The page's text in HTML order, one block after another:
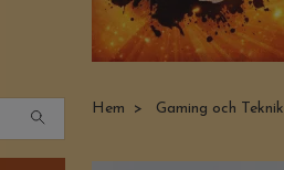
Hem Gaming och Teknik